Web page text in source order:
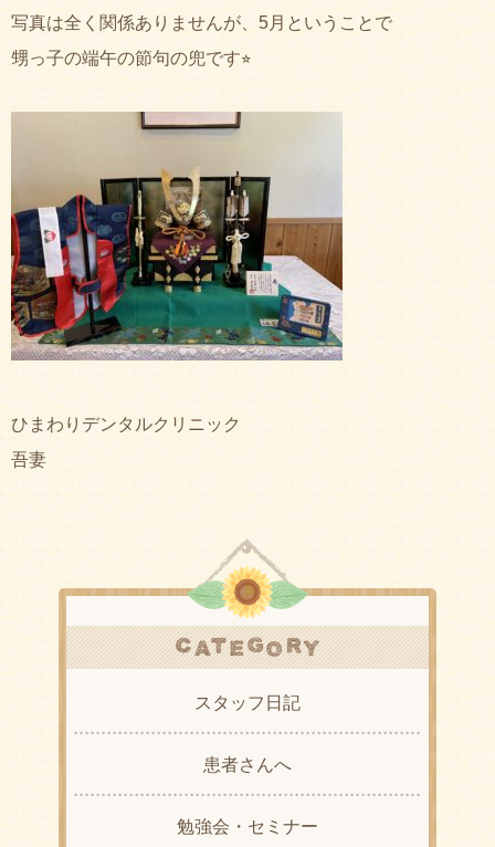
写真は全く関係ありませんが、5月ということで
甥っ子の端午の節句の兜です⭐︎
ひまわりデンタルクリニック
吾妻
スタッフ日記
患者さんへ
勉強会・セミナー